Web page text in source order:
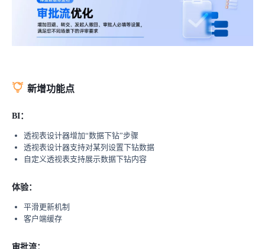
新增功能点
BI：
透视表设计器增加“数据下钻”步骤
透视表设计器支持对某列设置下钻数据
自定义透视表支持展示数据下钻内容
体验：
平滑更新机制
客户端缓存
审批流：